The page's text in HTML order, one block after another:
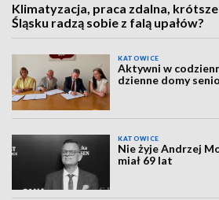
Klimatyzacja, praca zdalna,
Śląsku radzą sobie z falą upałów?
KATOWICE
Aktywni w
dzienne domy
KATOWICE
Nie żyje Andrzej
miał 69 lat